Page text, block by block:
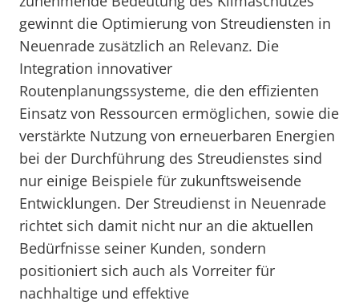
gewinnt die Optimierung von Streudiensten in
Neuenrade zusätzlich an Relevanz. Die
Integration innovativer
Routenplanungssysteme, die den effizienten
Einsatz von Ressourcen ermöglichen, sowie die
verstärkte Nutzung von erneuerbaren Energien
bei der Durchführung des Streudienstes sind
nur einige Beispiele für zukunftsweisende
Entwicklungen. Der Streudienst in Neuenrade
richtet sich damit nicht nur an die aktuellen
Bedürfnisse seiner Kunden, sondern
positioniert sich auch als Vorreiter für
nachhaltige und effektive